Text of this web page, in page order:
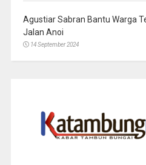
Agustiar Sabran Bantu Warga
Jalan Anoi
14 September 2024